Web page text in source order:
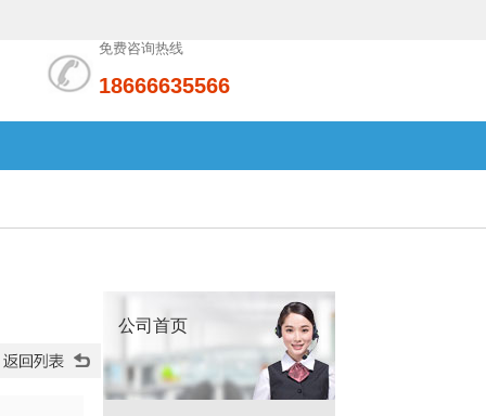
免费咨询热线
18666635566
公司首页